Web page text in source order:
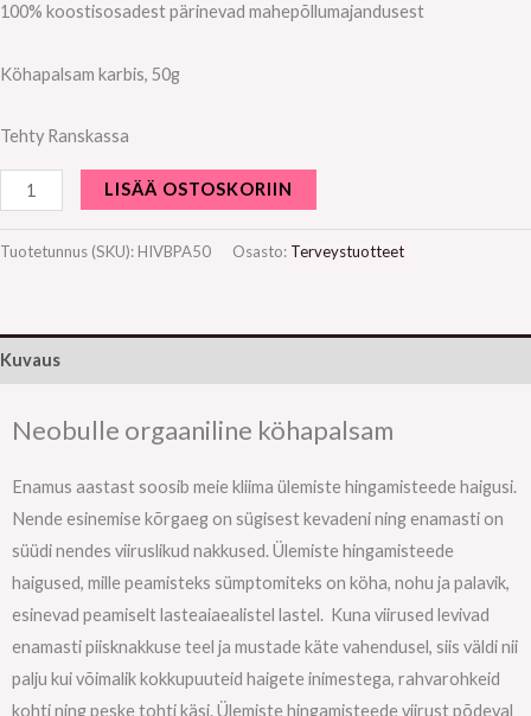
100% koostisosadest pärinevad mahepõllumajandusest
Köhapalsam karbis, 50g
Tehty Ranskassa
LISÄÄ OSTOSKORIIN
Tuotetunnus (SKU): HIVBPA50 Osasto: Terveystuotteet
Kuvaus
Neobulle orgaaniline köhapalsam
Enamus aastast soosib meie kliima ülemiste hingamisteede haigusi.
Nende esinemise kõrgaeg on sügisest kevadeni ning enamasti on
süüdi nendes viiruslikud nakkused. Ülemiste hingamisteede
haigused, mille peamisteks sümptomiteks on köha, nohu ja palavik,
esinevad peamiselt lasteaiaealistel lastel. Kuna viirused levivad
enamasti piisknakkuse teel ja mustade käte vahendusel, siis väldi nii
palju kui võimalik kokkupuuteid haigete inimestega, rahvarohkeid
kohti ning peske tohti käsi. Ülemiste hingamisteede viirust põdeval